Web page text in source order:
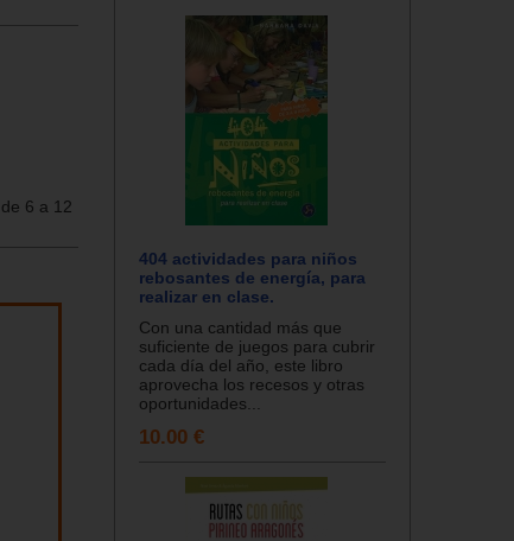
6 a 12
404 actividades para niños
rebosantes de energía, para
realizar en clase.
Con una cantidad más que
suficiente de juegos para cubrir
cada día del año, este libro
aprovecha los recesos y otras
oportunidades...
10.00 €